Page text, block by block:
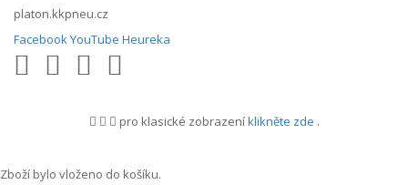
platon.kkpneu.cz
FacebookYouTube Heureka
pro klasické zobrazeníklikněte zde .
Zboží bylo vloženo do košíku.